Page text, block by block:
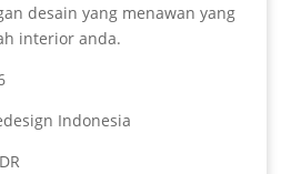
desain yang menawan yang
interior anda.
Indonesia